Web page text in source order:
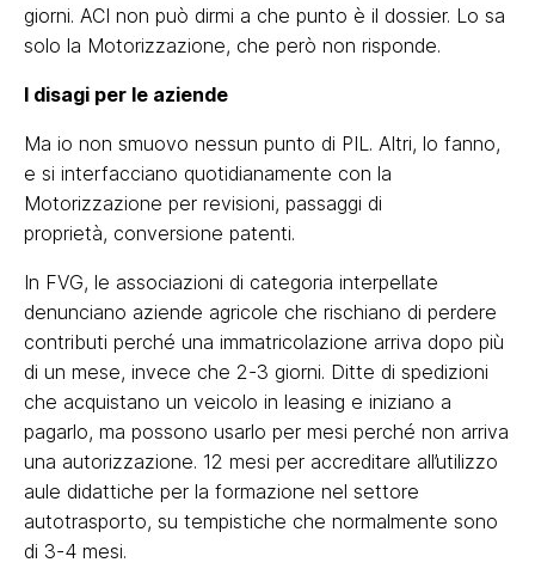
giorni. ACI non può dirmi a che punto è il dossier. Lo sa
solo la Motorizzazione, che però non risponde.
I disagi per le aziende
Ma io non smuovo nessun punto di PIL. Altri, lo fanno,
e si interfacciano quotidianamente con la
Motorizzazione per revisioni, passaggi di
proprietà, conversione patenti.
In FVG, le associazioni di categoria interpellate
denunciano aziende agricole che rischiano di perdere
contributi perché una immatricolazione arriva dopo più
di un mese, invece che 2-3 giorni. Ditte di spedizioni
che acquistano un veicolo in leasing e iniziano a
pagarlo, ma possono usarlo per mesi perché non arriva
una autorizzazione. 12 mesi per accreditare all’utilizzo
aule didattiche per la formazione nel settore
autotrasporto, su tempistiche che normalmente sono
di 3-4 mesi.